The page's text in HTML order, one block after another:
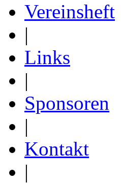
Vereinsheft
|
Links
|
Sponsoren
|
Kontakt
|